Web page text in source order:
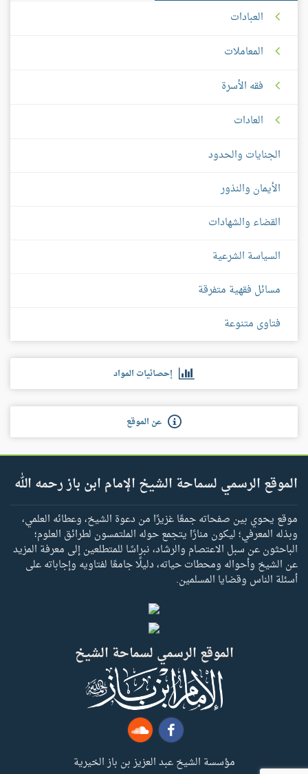
العبادات
المعاملات
فقه الأسرة
العادات
الجنايات والحدود
الأيمان والنذور
القضاء والشهادات
السياسة الشرعية
مسائل فقهية متفرقة
فتاوى متنوعة
إحصائيات المواد
عن الموقع
الموقع الرسمي لسماحة الشيخ الإمام ابن باز رحمه الله
موقع يحوي بين صفحاته جمعًا غزيرًا من دعوة الشيخ، وعطائه العلمي،
وبذله المعرفي؛ ليكون منارًا يتجمع حوله الملتمسون لطرائق العلوم؛
الباحثون عن سبل الاعتصام والرشاد، نبراسًا للمتطلعين إلى معرفة المزيد
عن الشيخ وأحواله ومحطات حياته، دليلًا جامعًا لفتاويه وإجاباته على
أسئلة الناس وقضايا المسلمين.
الموقع الرسمي لسماحة الشيخ
مؤسسة الشيخ عبد العزيز بن باز الخيرية